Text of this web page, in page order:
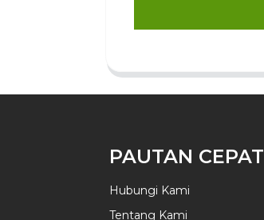
PAUTAN CEPAT
Hubungi Kami
Tentang Kami